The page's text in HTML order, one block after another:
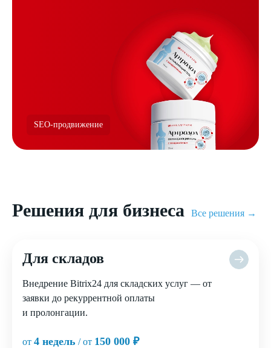
SEO-продвижение
Решения для бизнеса Все решения →
Для складов
Внедрение Bitrix24 для складских услуг — от
заявки до рекуррентной оплаты
и пролонгации.
от 4 недель / от 150 000 ₽